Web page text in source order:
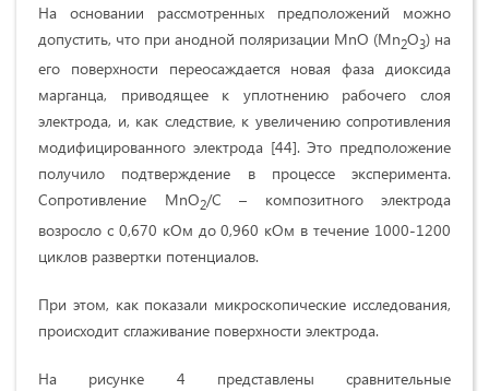
На основании рассмотренных предположений можно
допустить, что при анодной поляризации MnO (Mn2O3) на
его поверхности переосаждается новая фаза диоксида
марганца, приводящее к уплотнению рабочего слоя
электрода, и, как следствие, к увеличению сопротивления
модифицированного электрода [44]. Это предположение
получило подтверждение в процессе эксперимента.
Сопротивление MnO2/C – композитного электрода
возросло с 0,670 кОм до 0,960 кОм в течение 1000-1200
циклов развертки потенциалов.
При этом, как показали микроскопические исследования,
происходит сглаживание поверхности электрода.
На рисунке 4 представлены сравнительные